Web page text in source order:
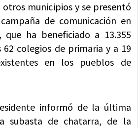
otros municipios y se presentó
de comunicación en
que ha beneficiado a 13.355
colegios de primaria y a 19
en los pueblos de
informó de la última
subasta de chatarra, de la